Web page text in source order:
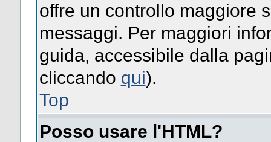
offre un controllo maggiore
messaggi. Per maggiori
guida, accessibile dalla
cliccando qui).
Top
Posso usare l'HTML?